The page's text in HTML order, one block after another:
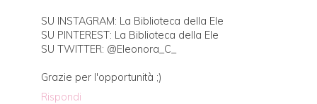
SU INSTAGRAM: La Biblioteca della Ele
SU PINTEREST: La Biblioteca della Ele
SU TWITTER: @Eleonora_C_
Grazie per l'opportunità ;)
Rispondi